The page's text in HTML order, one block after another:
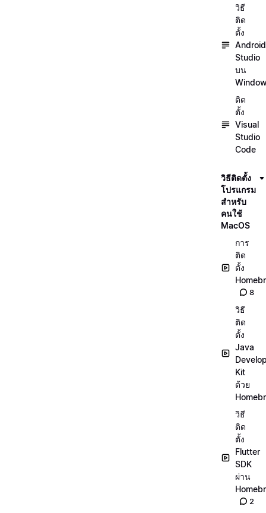
วิธี
ติด
ตั้ง
Android
Studio
บน
ติด
ตั้ง
Visual
Studio
Code
วิธีติดตั้ง
โปรแกรม
สำหรับ
คนใช้
MacOS
การ
ติด
ตั้ง
8
วิธี
ติด
ตั้ง
Java
Kit
ด้วย
วิธี
ติด
ตั้ง
Flutter
SDK
ผ่าน
2